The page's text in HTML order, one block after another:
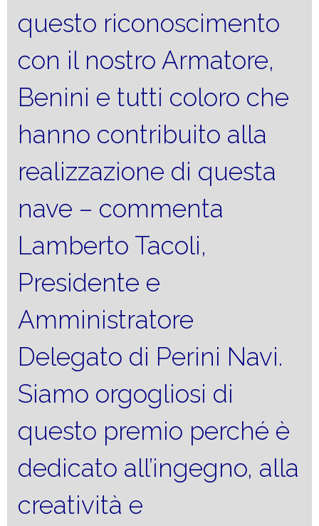
questo riconoscimento
con il nostro Armatore,
Benini e tutti coloro che
hanno contribuito alla
realizzazione di questa
nave – commenta
Lamberto Tacoli,
Presidente e
Amministratore
Delegato di Perini Navi.
Siamo orgogliosi di
questo premio perché è
dedicato all’ingegno, alla
creatività e